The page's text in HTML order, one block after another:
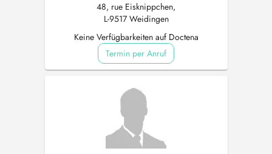
48, rue Eisknippchen,
L-9517 Weidingen
Keine Verfügbarkeiten auf Doctena
Termin per Anruf